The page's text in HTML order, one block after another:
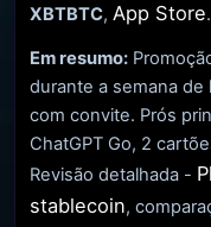
XBTBTC, App Store.
Em resumo:
durante a semana de
com convite. Prós
ChatGPT Go, 2
Revisão detalhada -
stablecoin,